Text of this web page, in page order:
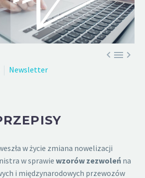

Newsletter
w życie zmiana nowelizacji
w sprawie wzorów zezwoleń na
i międzynarodowych przewozów